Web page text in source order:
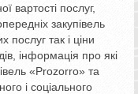
вартості послуг,
закупівель
послуг так і ціни
інформація про які
«Prozorro» та
і соціального